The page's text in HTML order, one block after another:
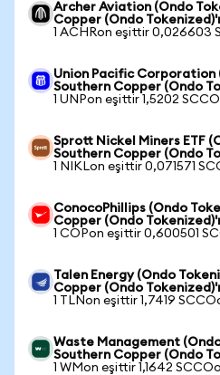
Archer Aviation (Ondo
Copper (Ondo
1 ACHRon eşittir 0,026603
Union Pacific Corporation
Southern Copper (Ondo
1 UNPon eşittir 1,5202
Sprott Nickel Miners ETF
Southern Copper (Ondo
1 NIKLon eşittir 0,071571
ConocoPhillips (Ondo
Copper (Ondo
1 COPon eşittir 0,600501
Talen Energy (Ondo
Copper (Ondo
1 TLNon eşittir 1,7419
Waste Management
Southern Copper (Ondo
1 WMon eşittir 1,1642